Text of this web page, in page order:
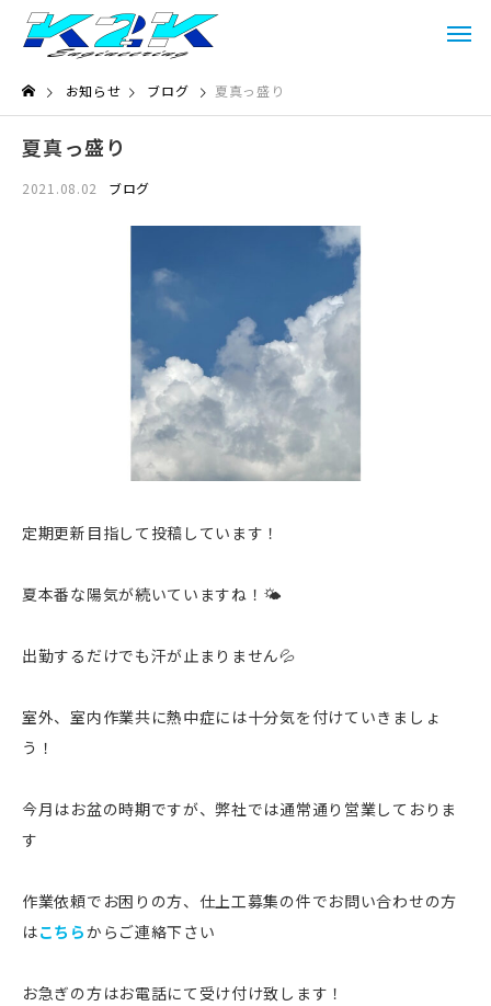
お知らせ ブログ 夏真っ盛り
夏真っ盛り
2021.08.02 ブログ
定期更新目指して投稿しています！
夏本番な陽気が続いていますね！🌤
出勤するだけでも汗が止まりません💦
室外、室内作業共に熱中症には十分気を付けていきましょ
う！
今月はお盆の時期ですが、弊社では通常通り営業しておりま
す
作業依頼でお困りの方、仕上工募集の件でお問い合わせの方
はこちらからご連絡下さい
お急ぎの方はお電話にて受け付け致します！